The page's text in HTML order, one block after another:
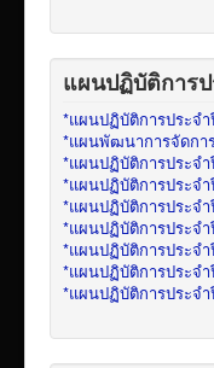
แผนปฏิบัติการป
*แผนปฏิบัติการประจำ
*แผนพัฒนาการจัดกา
*แผนปฏิบัติการประจำ
*แผนปฏิบัติการประจำ
*แผนปฏิบัติการประจำ
*แผนปฏิบัติการประจำ
*แผนปฏิบัติการประจำ
*แผนปฏิบัติการประจำ
*แผนปฏิบัติการประจำ